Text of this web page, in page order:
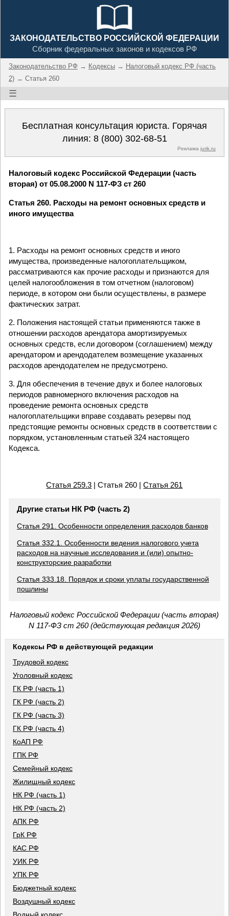
ЗАКОНОДАТЕЛЬСТВО РОССИЙСКОЙ ФЕДЕРАЦИИ
Сборник федеральных законов и кодексов РФ
Законодательство РФ → Кодексы → Налоговый кодекс РФ (часть
2) → Статья 260
☰
Бесплатная консультация юриста. Горячая
линия: 8 (800) 302-68-51
Реклама jurik.ru
Налоговый кодекс Российской Федерации (часть
вторая) от 05.08.2000 N 117-ФЗ ст 260
Статья 260. Расходы на ремонт основных средств и
иного имущества
1. Расходы на ремонт основных средств и иного
имущества, произведенные налогоплательщиком,
рассматриваются как прочие расходы и признаются для
целей налогообложения в том отчетном (налоговом)
периоде, в котором они были осуществлены, в размере
фактических затрат.
2. Положения настоящей статьи применяются также в
отношении расходов арендатора амортизируемых
основных средств, если договором (соглашением) между
арендатором и арендодателем возмещение указанных
расходов арендодателем не предусмотрено.
3. Для обеспечения в течение двух и более налоговых
периодов равномерного включения расходов на
проведение ремонта основных средств
налогоплательщики вправе создавать резервы под
предстоящие ремонты основных средств в соответствии с
порядком, установленным статьей 324 настоящего
Кодекса.
Статья 259.3 | Статья 260 |Статья 261
Другие статьи НК РФ (часть 2)
Статья 291. Особенности определения расходов банков
Статья 332.1. Особенности ведения налогового учета
расходов на научные исследования и (или) опытно-
конструкторские разработки
Статья 333.18. Порядок и сроки уплаты государственной
пошлины
Налоговый кодекс Российской Федерации (часть вторая)
N 117-ФЗ ст 260 (действующая редакция 2026)
Кодексы РФ в действующей редакции
Трудовой кодекс
Уголовный кодекс
ГК РФ (часть 1)
ГК РФ (часть 2)
ГК РФ (часть 3)
ГК РФ (часть 4)
КоАП РФ
ГПК РФ
Семейный кодекс
Жилищный кодекс
НК РФ (часть 1)
НК РФ (часть 2)
АПК РФ
ГрК РФ
КАС РФ
УИК РФ
УПК РФ
Бюджетный кодекс
Воздушный кодекс